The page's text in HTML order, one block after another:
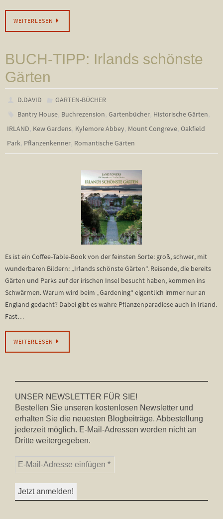
WEITERLESEN
BUCH-TIPP: Irlands schönste
Gärten
D.DAVID
GARTEN-BÜCHER
Bantry House, Buchrezension,Gartenbücher, Historische Gärten,
IRLAND, Kew Gardens, Kylemore Abbey, Mount Congreve, Oakfield
Park, Pflanzenkenner, Romantische Gärten
Es ist ein Coffee-Table-Book von der feinsten Sorte: groß, schwer, mit
wunderbaren Bildern: „Irlands schönste Gärten“. Reisende, die bereits
Gärten und Parks auf der irischen Insel besucht haben, kommen ins
Schwärmen. Warum wird beim „Gardening“ eigentlich immer nur an
England gedacht? Dabei gibt es wahre Pflanzenparadiese auch in Irland.
Fast…
WEITERLESEN
UNSER NEWSLETTER FÜR SIE!
Bestellen Sie unseren kostenlosen Newsletter und
erhalten Sie die neuesten Blogbeiträge. Abbestellung
jederzeit möglich. E-Mail-Adressen werden nicht an
Dritte weitergegeben.